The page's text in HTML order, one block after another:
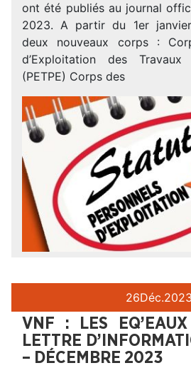
ont été publiés au journal
2023. A partir du 1er
deux nouveaux corps :
d’Exploitation des
(PETPE) Corps des
26Déc.2023
VNF : LES
LETTRE
– DÉCEMBRE 2023